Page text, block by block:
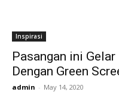
Inspirasi
Pasangan ini
Dengan Green
admin - May 14, 2020